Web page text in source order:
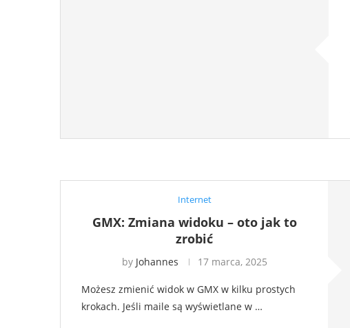
Internet
GMX: Zmiana widoku – oto jak to
zrobić
by Johannes 17 marca, 2025
Możesz zmienić widok w GMX w kilku prostych
krokach. Jeśli maile są wyświetlane w …